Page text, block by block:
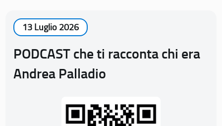
13 Luglio 2026
PODCAST che ti racconta chi era
Andrea Palladio